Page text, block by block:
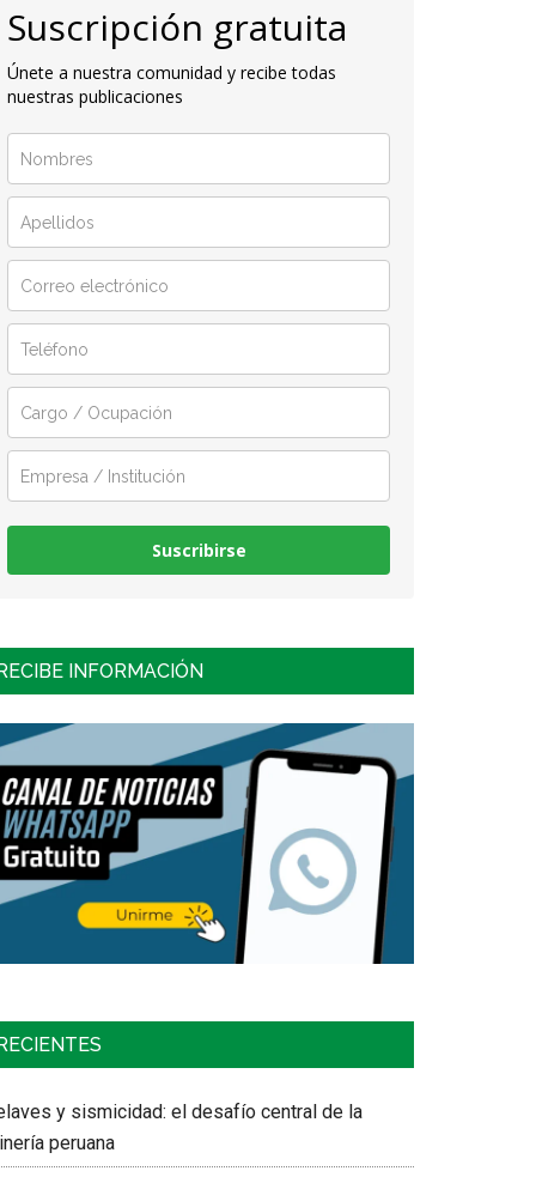
Suscripción gratuita
Únete a nuestra comunidad y recibe todas
nuestras publicaciones
Suscribirse
INFORMACIÓN
RECIENTES
y sismicidad: el desafío central de la
peruana